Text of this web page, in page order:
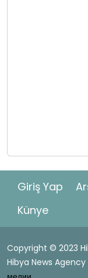
Giriş Yap
Künye
Copyright © 2023
Hibya News Agency